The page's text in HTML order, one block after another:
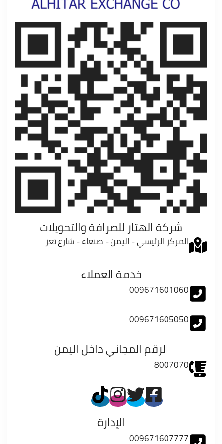
شركة الهتار للصرافة والتحويلات
المركز الرئيسي - اليمن - صنعاء - شارع تعز
خدمة العملاء
009671601060
009671605050
الرقم المجاني داخل اليمن
8007070
الإدارة
009671607777